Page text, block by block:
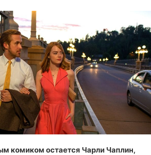
день рождения отмечает
комиком остается Чарли Чаплин,